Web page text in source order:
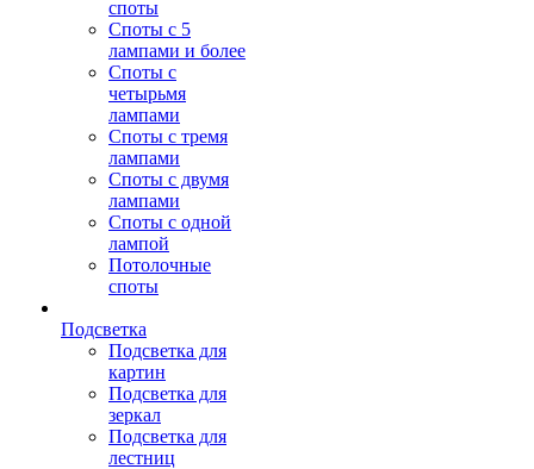
споты
Споты с 5
лампами и более
Споты с
четырьмя
лампами
Споты с тремя
лампами
Споты с двумя
лампами
Споты с одной
лампой
Потолочные
споты
Подсветка
Подсветка для
картин
Подсветка для
зеркал
Подсветка для
лестниц